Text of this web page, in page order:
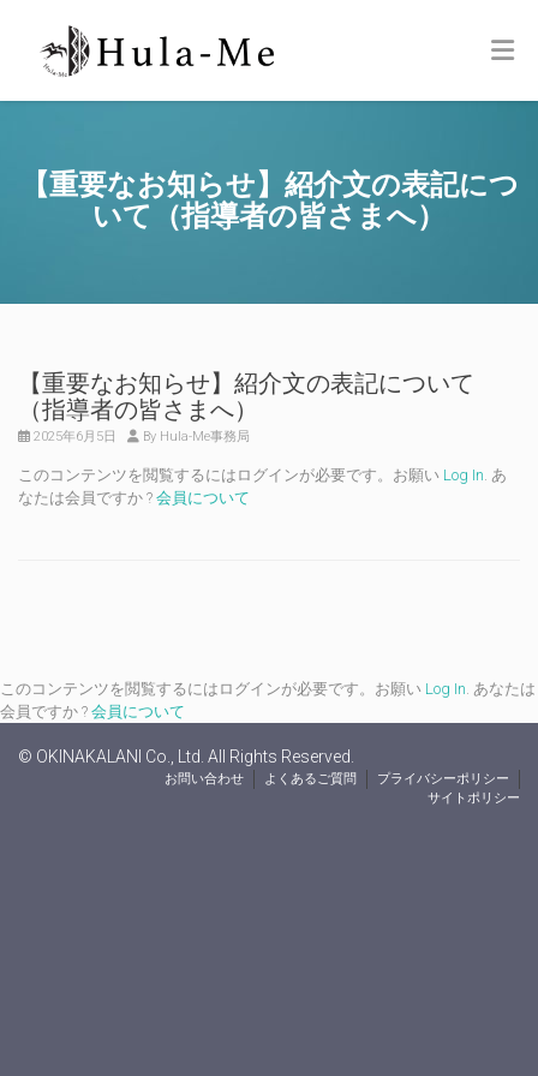
【重要なお知らせ】紹介文の表記につ
いて（指導者の皆さまへ）
【重要なお知らせ】紹介文の表記について
（指導者の皆さまへ）
2025年6月5日 By Hula-Me事務局
このコンテンツを閲覧するにはログインが必要です。お願い Log In. あ
なたは会員ですか ? 会員について
このコンテンツを閲覧するにはログインが必要です。お願い Log In. あなたは
会員ですか ? 会員について
© OKINAKALANI Co., Ltd. All Rights Reserved.
お問い合わせ よくあるご質問
プライバシーポリシー
サイトポリシー